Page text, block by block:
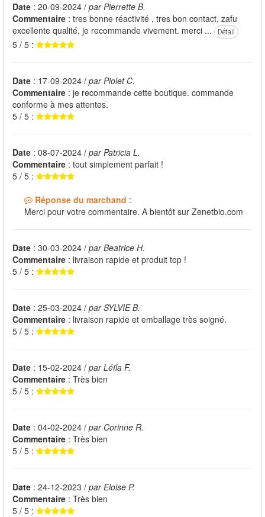
Date : 20-09-2024 / par Pierrette B.
Commentaire : tres bonne réactivité , tres bon contact, zafu
excellente qualité, je recommande vivement. merci ...
Détail
5 / 5 :
Date : 17-09-2024 / par Piolet C.
Commentaire : je recommande cette boutique. commande
conforme à mes attentes.
5 / 5 :
Date : 08-07-2024 / par Patricia L.
Commentaire : tout simplement parfait !
5 / 5 :
Réponse du marchand :
Merci pour votre commentaire. A bientôt sur Zenetbio.com
Date : 30-03-2024 / par Beatrice H.
Commentaire : livraison rapide et produit top !
5 / 5 :
Date : 25-03-2024 / par SYLVIE B.
Commentaire : livraison rapide et emballage très soigné.
5 / 5 :
Date : 15-02-2024 / par Léïla F.
Commentaire : Très bien
5 / 5 :
Date : 04-02-2024 / par Corinne R.
Commentaire : Très bien
5 / 5 :
Date : 24-12-2023 / par Eloise P.
Commentaire : Très bien
5 / 5 :